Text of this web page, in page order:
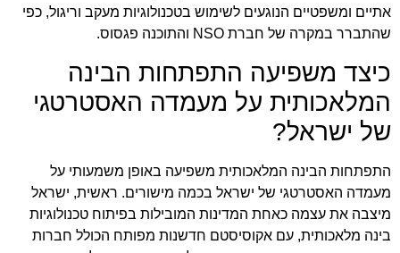
אתיים ומשפטיים הנוגעים לשימוש בטכנולוגיות מעקב וריגול, כפי
שהתברר במקרה של חברת NSO והתוכנה פגסוס.
כיצד משפיעה התפתחות הבינה
המלאכותית על מעמדה האסטרטגי
של ישראל?
התפתחות הבינה המלאכותית משפיעה באופן משמעותי על
מעמדה האסטרטגי של ישראל בכמה מישורים. ראשית, ישראל
מיצבה את עצמה כאחת המדינות המובילות בפיתוח טכנולוגיות
בינה מלאכותית, עם אקוסיסטם חדשנות מפותח הכולל חברות